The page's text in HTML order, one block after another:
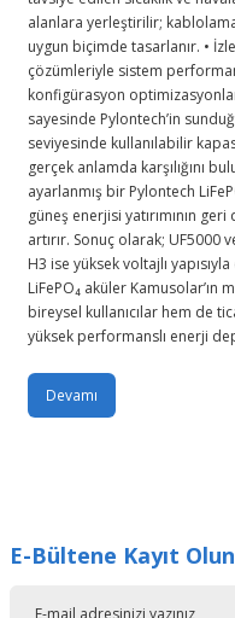
Devamı
E-Bültene Kayıt Olun